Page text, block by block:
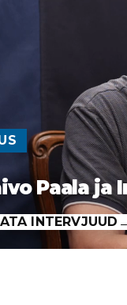
Paala ja
INTERVJUUD